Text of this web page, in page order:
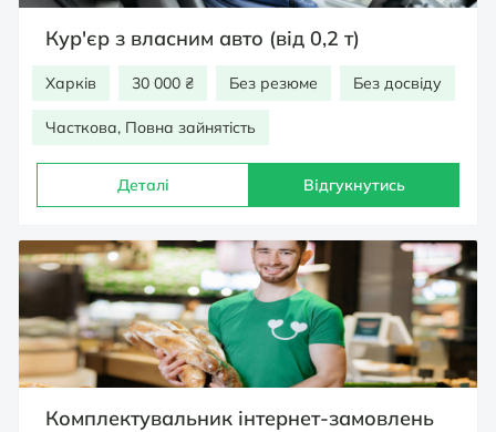
Кур'єр з власним авто (від 0,2 т)
Харків 30 000 ₴ Без резюме Без досвіду
Часткова, Повна зайнятість
Деталі Відгукнутись
Комплектувальник інтернет-замовлень